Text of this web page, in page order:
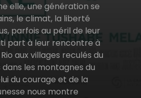
elle, une génération se
le climat, la liberté
parfois au péril de leur
part à leur rencontre à
aux villages reculés du
les montagnes du
du courage et de la
nous montre